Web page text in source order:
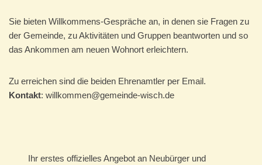
Sie bieten Willkommens-Gespräche an, in denen sie Fragen zu
der Gemeinde, zu Aktivitäten und Gruppen beantworten und so
das Ankommen am neuen Wohnort erleichtern.
Zu erreichen sind die beiden Ehrenamtler per Email.
Kontakt: willkommen@gemeinde-wisch.de
Ihr erstes offizielles Angebot an Neubürger und